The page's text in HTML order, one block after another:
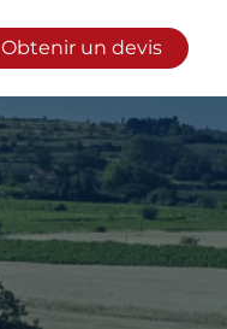
Obtenir un devis